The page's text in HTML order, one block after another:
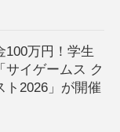
100万円！学生
サイゲームス ク
ト2026」が開催